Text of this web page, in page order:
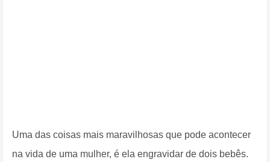
Uma das coisas mais maravilhosas que pode acontecer
na vida de uma mulher, é ela engravidar de dois bebês.